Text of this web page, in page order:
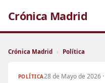
Crónica Madrid
Crónica Madrid › Política
POLÍTICA28 de Mayo de 2026